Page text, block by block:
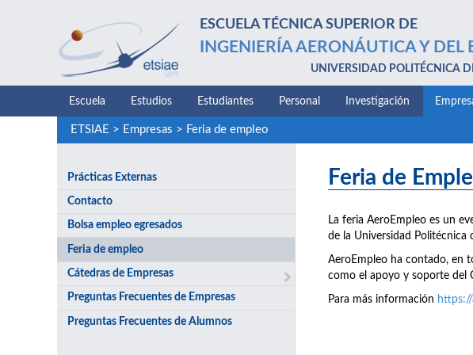
ESCUELA TÉCNICA SUPERIOR DE
INGENIERÍA AERONÁUTICA Y DEL
UNIVERSIDAD POLITÉCNICA
Escuela Estudios Estudiantes Personal Investigación
ETSIAE > Empresas > Feria de empleo
Prácticas Externas
Contacto
Bolsa empleo egresados
Feria de empleo
Cátedras de Empresas
Preguntas Frecuentes de Empresas
Preguntas Frecuentes de Alumnos
Feria de
La feria AeroEmpleo es un
de la Universidad Politécnica
AeroEmpleo ha contado, en
como el apoyo y soporte del
Para más información